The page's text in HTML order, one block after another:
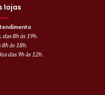
lojas
das 8h às 19h.
8h às 18h.
das 9h às 12h.